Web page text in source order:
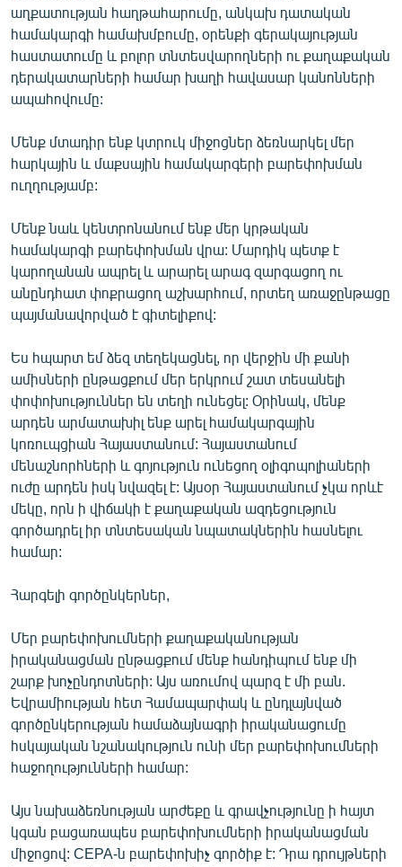
աղքատության հաղթահարումը, անկախ դատական
համակարգի համախմբումը, օրենքի գերակայության
հաստատումը և բոլոր տնտեսվարողների ու քաղաքական
դերակատարների համար խաղի հավասար կանոնների
ապահովումը:
Մենք մտադիր ենք կտրուկ միջոցներ ձեռնարկել մեր
հարկային և մաքսային համակարգերի բարեփոխման
ուղղությամբ:
Մենք նաև կենտրոնանում ենք մեր կրթական
համակարգի բարեփոխման վրա: Մարդիկ պետք է
կարողանան ապրել և արարել արագ զարգացող ու
անընդհատ փոքրացող աշխարհում, որտեղ առաջընթացը
պայմանավորված է գիտելիքով:
Ես հպարտ եմ ձեզ տեղեկացնել, որ վերջին մի քանի
ամիսների ընթացքում մեր երկրում շատ տեսանելի
փոփոխություններ են տեղի ունեցել: Օրինակ, մենք
արդեն արմատախիլ ենք արել համակարգային
կոռուպցիան Հայաստանում: Հայաստանում
մենաշնորհների և գոյություն ունեցող օլիգոպոլիաների
ուժը արդեն իսկ նվազել է: Այսօր Հայաստանում չկա որևէ
մեկը, որն ի վիճակի է քաղաքական ազդեցություն
գործադրել իր տնտեսական նպատակներին հասնելու
համար:
Հարգելի գործընկերներ,
Մեր բարեփոխումների քաղաքականության
իրականացման ընթացքում մենք հանդիպում ենք մի
շարք խոչընդոտների: Այս առումով պարզ է մի բան.
Եվրամիության հետ Համապարփակ և ընդլայնված
գործընկերության համաձայնագրի իրականացումը
հսկայական նշանակություն ունի մեր բարեփոխումների
հաջողությունների համար:
Այս նախաձեռնության արժեքը և գրավչությունը ի հայտ
կգան բացառապես բարեփոխումների իրականացման
միջոցով: CEPA-ն բարեփոխիչ գործիք է: Դրա դրույթների